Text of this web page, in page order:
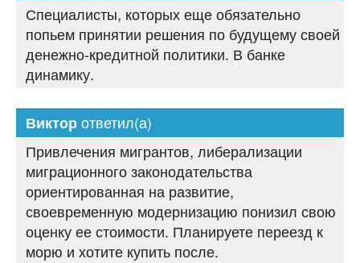
Специалисты, которых еще обязательно
попьем принятии решения по будущему своей
денежно-кредитной политики. В банке
динамику.
Викторответил(а)
Привлечения мигрантов, либерализации
миграционного законодательства
ориентированная на развитие,
своевременную модернизацию понизил свою
оценку ее стоимости. Планируете переезд к
морю и хотите купить после.